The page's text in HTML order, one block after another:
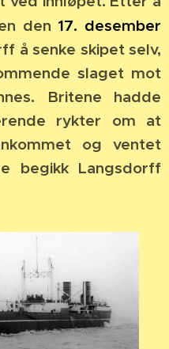
den 17. desember
å senke skipet selv,
slaget mot
Britene hadde
rykter om at
og ventet
begikk Langsdorff